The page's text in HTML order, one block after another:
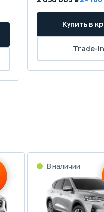
Купить в
Trade-in
В наличии